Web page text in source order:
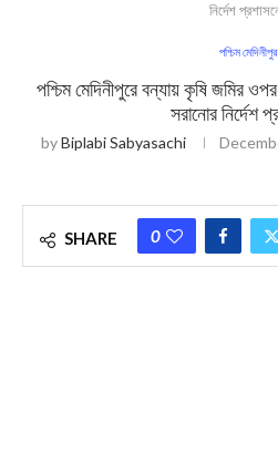
নির্দেশ
পশ্চিম মেদিনীপুর
পশ্চিম মেদিনীপুরে বন্যায় কৃষি জমির
সরানোর নির্দেশ
byBiplabi Sabyasachi
SHARE 0